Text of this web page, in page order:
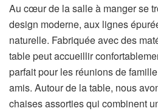
Au cœur de la salle à manger se
design moderne, aux lignes
naturelle. Fabriquée avec des
table peut accueillir
parfait pour les réunions de
amis. Autour de la table, nous
chaises assorties qui combinent